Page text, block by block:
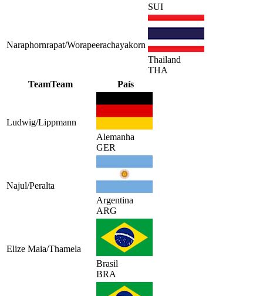
SUI
Naraphornrapat/Worapeerachayakorn
Thailand
THA
TeamTeam País
Ludwig/Lippmann
Alemanha
GER
Najul/Peralta
Argentina
ARG
Elize Maia/Thamela
Brasil
BRA